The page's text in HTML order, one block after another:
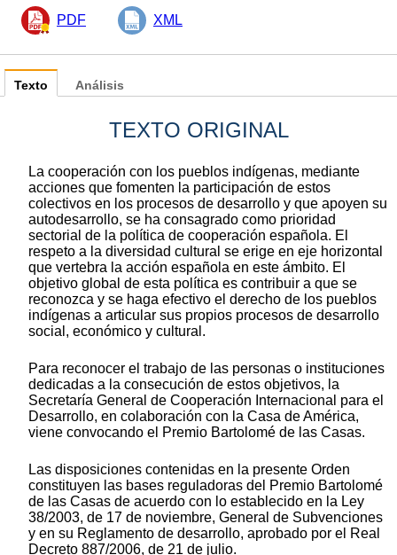
PDF XML
Texto
TEXTO ORIGINAL
La cooperación con los pueblos indígenas, mediante
acciones que fomenten la participación de estos
colectivos en los procesos de desarrollo y que apoyen su
autodesarrollo, se ha consagrado como prioridad
sectorial de la política de cooperación española. El
respeto a la diversidad cultural se erige en eje horizontal
que vertebra la acción española en este ámbito. El
objetivo global de esta política es contribuir a que se
reconozca y se haga efectivo el derecho de los pueblos
indígenas a articular sus propios procesos de desarrollo
social, económico y cultural.
Para reconocer el trabajo de las personas o instituciones
dedicadas a la consecución de estos objetivos, la
Secretaría General de Cooperación Internacional para el
Desarrollo, en colaboración con la Casa de América,
viene convocando el Premio Bartolomé de las Casas.
Las disposiciones contenidas en la presente Orden
constituyen las bases reguladoras del Premio Bartolomé
de las Casas de acuerdo con lo establecido en la Ley
38/2003, de 17 de noviembre, General de Subvenciones
y en su Reglamento de desarrollo, aprobado por el Real
Decreto 887/2006, de 21 de julio.
Análisis